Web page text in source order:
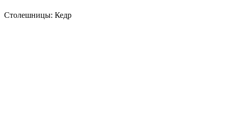
Столешницы: Кедр